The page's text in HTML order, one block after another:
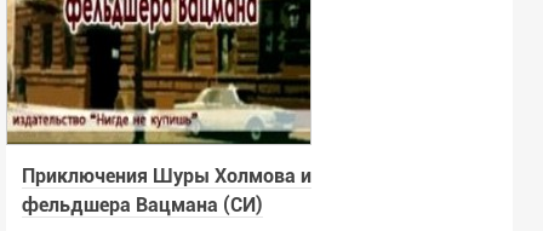
Приключения Шуры Холмова и
фельдшера Вацмана (СИ)